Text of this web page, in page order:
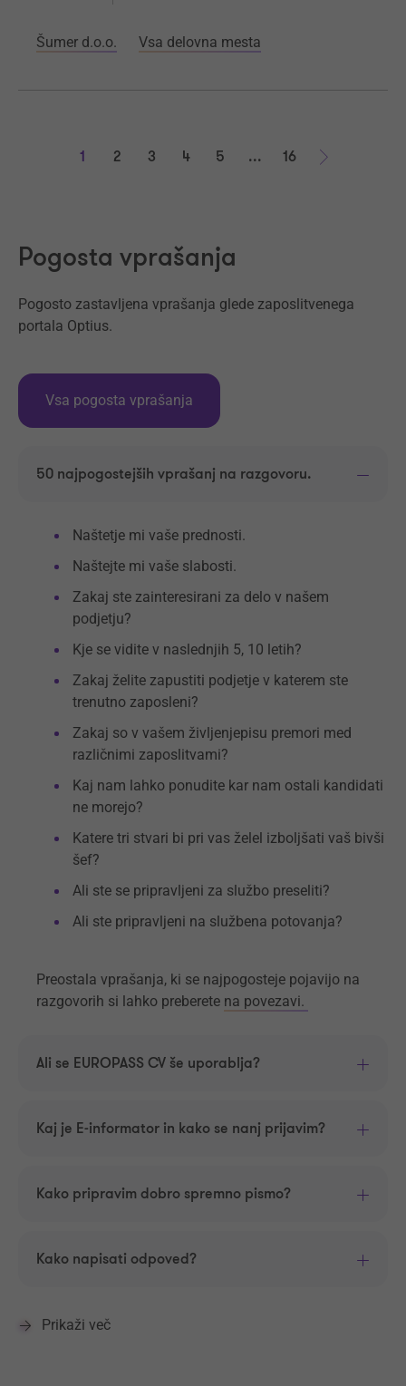
Šumer d.o.o. Vsa delovna mesta
1 2 3 4 5 ...
16
Pogosta vprašanja
Pogosto zastavljena vprašanja glede zaposlitvenega
portala Optius.
Vsa pogosta vprašanja
50 najpogostejših vprašanj na razgovoru.
Naštetje mi vaše prednosti.
Naštejte mi vaše slabosti.
Zakaj ste zainteresirani za delo v našem
podjetju?
Kje se vidite v naslednjih 5, 10 letih?
Zakaj želite zapustiti podjetje v katerem ste
trenutno zaposleni?
Zakaj so v vašem življenjepisu premori med
različnimi zaposlitvami?
Kaj nam lahko ponudite kar nam ostali kandidati
ne morejo?
Katere tri stvari bi pri vas želel izboljšati vaš bivši
šef?
Ali ste se pripravljeni za službo preseliti?
Ali ste pripravljeni na službena potovanja?
Preostala vprašanja, ki se najpogosteje pojavijo na
razgovorih si lahko preberete na povezavi.
Ali se EUROPASS CV še uporablja?
Kaj je E-informator in kako se nanj prijavim?
Kako pripravim dobro spremno pismo?
Kako napisati odpoved?
Prikaži več